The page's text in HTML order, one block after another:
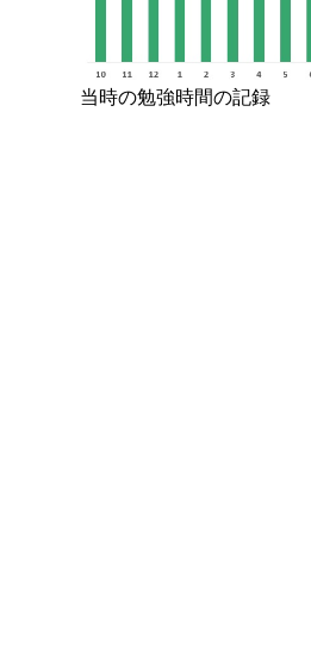
当時の勉強時間の記録